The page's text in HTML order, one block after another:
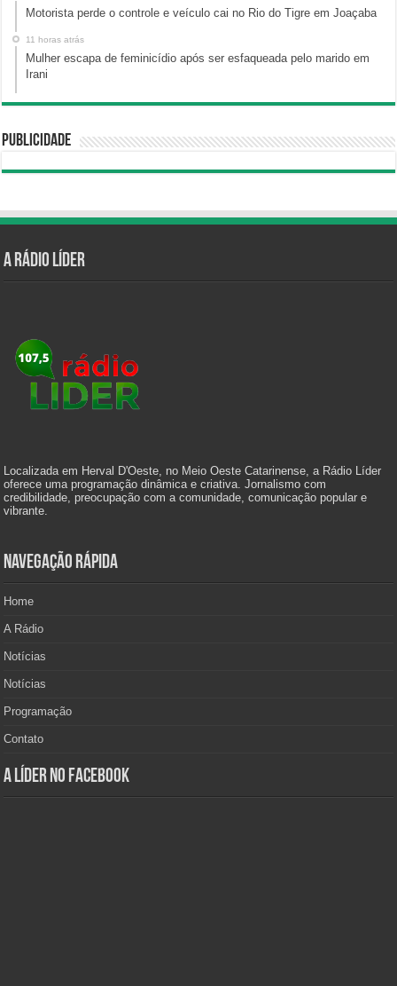
Motorista perde o controle e veículo cai no Rio do Tigre em Joaçaba
11 horas atrás
Mulher escapa de feminicídio após ser esfaqueada pelo marido em
Irani
Publicidade
A Rádio Líder
Localizada em Herval D'Oeste, no Meio Oeste Catarinense, a Rádio Líder
oferece uma programação dinâmica e criativa. Jornalismo com
credibilidade, preocupação com a comunidade, comunicação popular e
vibrante.
Navegação Rápida
Home
A Rádio
Notícias
Notícias
Programação
Contato
A Líder no Facebook